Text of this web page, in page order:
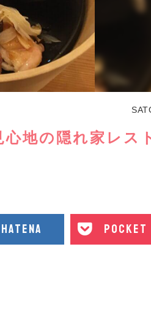
地の隠れ家レス
hatena pocket